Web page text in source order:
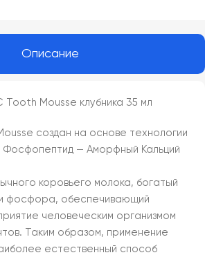
Описание
Tooth Mousse клубника 35 мл
создан на основе технологии
Фосфопептид — Аморфный Кальций
коровьего молока, богатый
и фосфора, обеспечивающий
человеческим организмом
Таким образом, применение
естественный способ